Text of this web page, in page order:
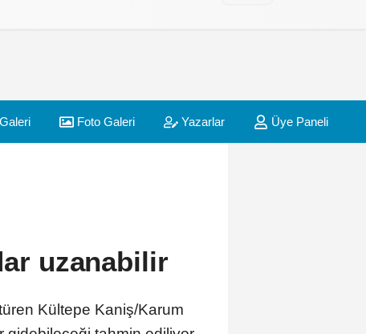
Foto Galeri Yazarlar Üye Paneli
uzanabilir
Kültepe Kaniş/Karum